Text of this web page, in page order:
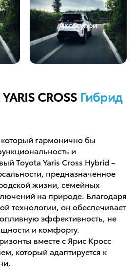
Аксесуари
CROSS Гибрид
гармонично бы
и
Toyota Yaris Cross Hybrid –
предназначенное
жизни, семейных
на природе. Благодаря
технологии, он обеспечивает
эффективность, не
и комфорту.
вместе с Ярис Кросс
который адаптируется к